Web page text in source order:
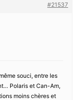
#21537
souci, entre les
Polaris et Can-Am,
moins chères et